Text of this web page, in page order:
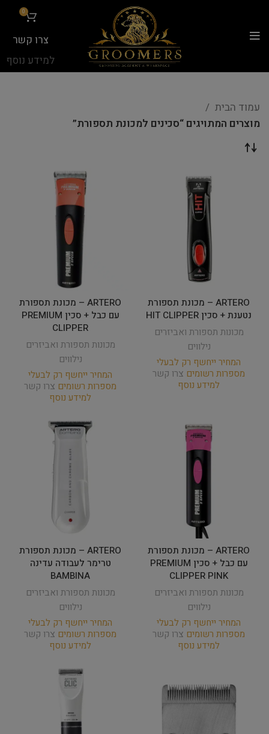
0
צרו קשר
למידע נוסף
עמוד הבית
מוצרים המתויגים “סכינים למכונת תספורת”
ARTERO – מכונת תספורת
נטענת + סכין HIT CLIPPER
מכונות תספורת ואביזרים
נילווים
המחיר ייחשף רק לבעלי
מספרות רשומים צרו קשר
למידע נוסף
ARTERO – מכונת תספורת
עם כבל + סכין PREMIUM
CLIPPER
מכונות תספורת ואביזרים
נילווים
המחיר ייחשף רק לבעלי
מספרות רשומים צרו קשר
למידע נוסף
ARTERO – מכונת תספורת
עם כבל + סכין PREMIUM
CLIPPER PINK
מכונות תספורת ואביזרים
נילווים
המחיר ייחשף רק לבעלי
מספרות רשומים צרו קשר
למידע נוסף
ARTERO – מכונת תספורת
טרימר לעבודה עדינה
BAMBINA
מכונות תספורת ואביזרים
נילווים
המחיר ייחשף רק לבעלי
מספרות רשומים צרו קשר
למידע נוסף